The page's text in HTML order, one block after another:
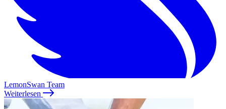
LemonSwan Team
Weiterlesen